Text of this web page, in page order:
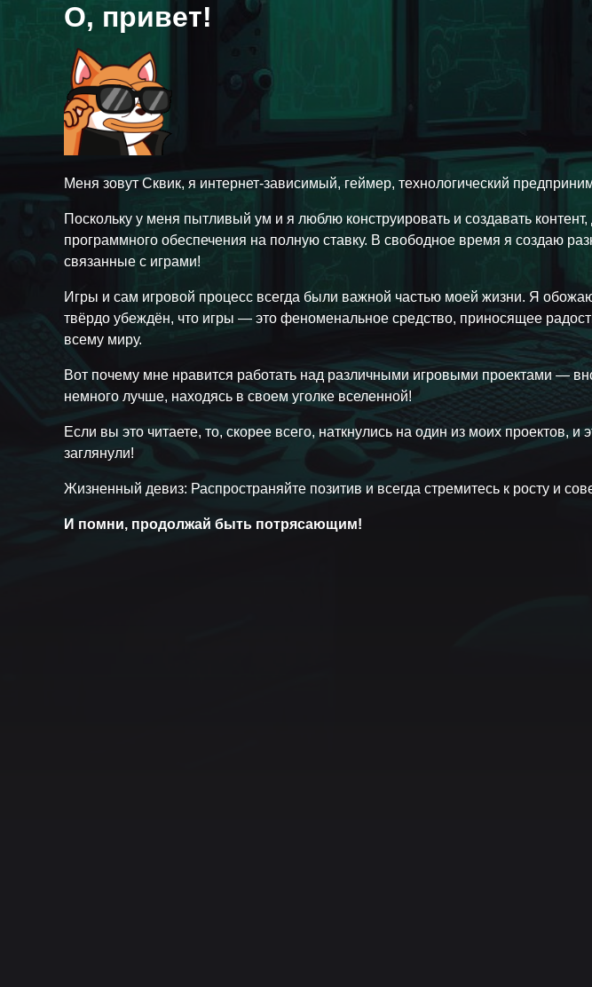
О, привет!
Меня зовут Сквик, я интернет-зависимый, геймер, технологический
Поскольку у меня пытливый ум и я люблю конструировать и создавать
программного обеспечения на полную ставку. В свободное время я создаю
связанные с играми!
Игры и сам игровой процесс всегда были важной частью моей жизни. Я
твёрдо убеждён, что игры — это феноменальное средство, приносящее
всему миру.
Вот почему мне нравится работать над различными игровыми проектами —
немного лучше, находясь в своем уголке вселенной!
Если вы это читаете, то, скорее всего, наткнулись на один из моих проектов, и
заглянули!
Жизненный девиз: Распространяйте позитив и всегда стремитесь к росту и
И помни, продолжай быть потрясающим!